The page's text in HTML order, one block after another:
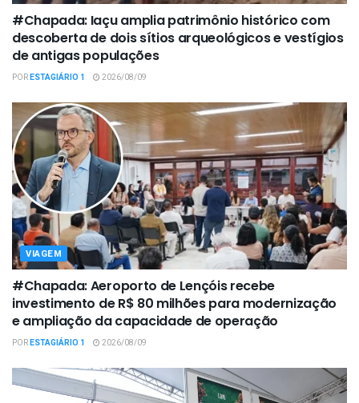
#Chapada: Iaçu amplia patrimônio histórico com
descoberta de dois sítios arqueológicos e vestígios
de antigas populações
PORESTAGIÁRIO 1 2026/08/09
VIAGEM
#Chapada: Aeroporto de Lençóis recebe
investimento de R$ 80 milhões para modernização
e ampliação da capacidade de operação
PORESTAGIÁRIO 1 2026/08/09